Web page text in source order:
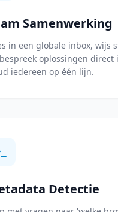
Samenwerking
in een globale inbox, wijs
oplossingen direct
iedereen op één lijn.
Detectie